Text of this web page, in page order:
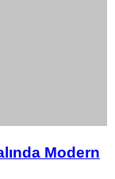
Modern